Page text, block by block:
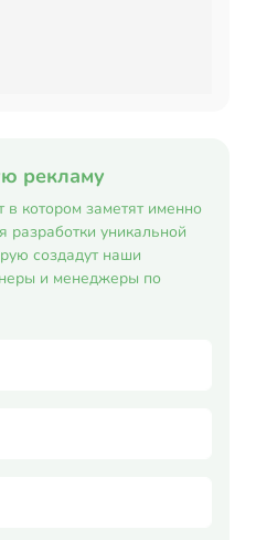
рекламу
в котором заметят именно
разработки уникальной
создадут наши
и менеджеры по